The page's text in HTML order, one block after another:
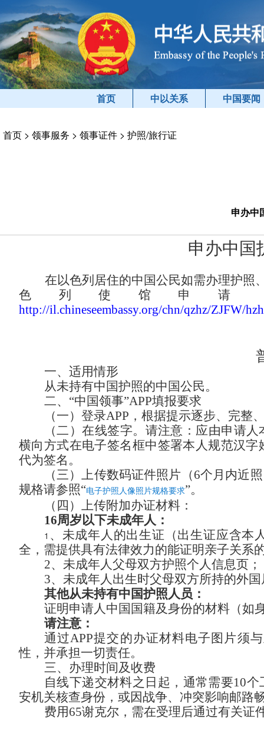
首页 中以关系 中国要闻
首页 > 领事服务 > 领事证件 > 护照/旅行证
申办中
申办中国
在以色列居住的中国公民如需办理护照
色列使馆申请
http://il.chineseembassy.org/chn/qzhz/ZJFW/
一、适用情形
从未持有中国护照的中国公民。
二、 “中国领事”APP填报要求
（一）登录APP，根据提示逐步、完整
（二）在线签字。 请注意： 应由申请人
横向方式在电子签名框中签署本人规范汉字
代为签名。
（三）上传数码证件照片（6个月内近
规格请参照“电子护照人像照片规格要求”。
（四）上传附加办证材料：
16周岁以下未成年人：
1 、未成年人的出生证（出生证应含本
全，需提供具有法律效力的能证明亲子关系
2、未成年人父母双方护照个人信息页；
3、未成年人出生时父母双方所持的外
其他从未持有中国护照人员：
证明申请人中国国籍及身份的材料（如
请注意：
通过APP提交的办证材料电子图片须
性，并承担一切责任。
三、办理时间及收费
自线下递交材料之日起，通常需要10个
安机关核查身份， 或因战争、冲突影响邮路
费用65谢克尔， 需在受理后通过有关证